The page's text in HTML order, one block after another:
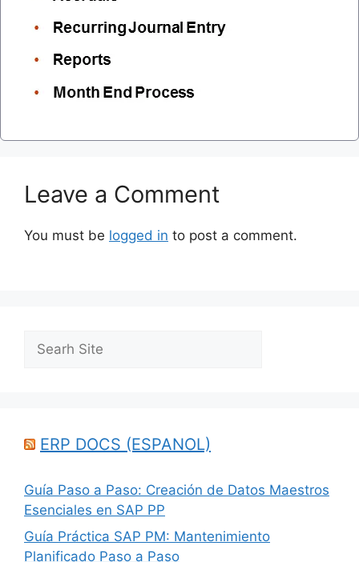
Leave a Comment
You must be logged in to post a comment.
ERP DOCS (ESPANOL)
Guía Paso a Paso: Creación de Datos Maestros
Esenciales en SAP PP
Guía Práctica SAP PM: Mantenimiento
Planificado Paso a Paso